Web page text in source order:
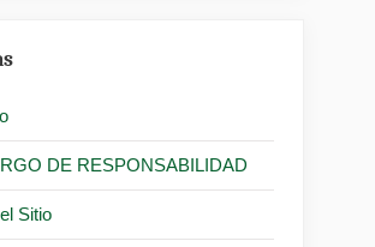
DE RESPONSABILIDAD
Sitio